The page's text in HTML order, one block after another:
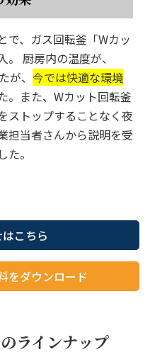
で、ガス回転釜「Wカッ
。 厨房内の温度が、
、 今では快適な環境
。また、Wカット回転釜
ストップすることなく夜
担当者さんから説明を受
。
こちら
をダウンロード
ラインナップ